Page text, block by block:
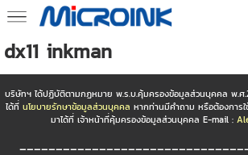
dx11 inkman
บริษัทฯ ได้ปฏิบัติตามกฏหมาย พ.ร.บ.คุ้มครองข้อมูลส่วนบุคคล พ.ศ
ได้ที่ นโยบายรักษาข้อมูลส่วนบุคคล หากท่านมีคำถาม หรือต้องการ
มาได้ที่ เจ้าหน้าที่คุ้มครองข้อมูลส่วนบุคคล E-mail :